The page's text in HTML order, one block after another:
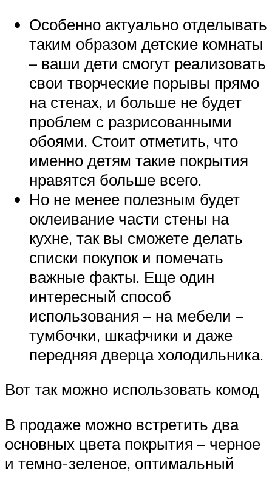
Особенно актуально отделывать
таким образом детские комнаты
– ваши дети смогут реализовать
свои творческие порывы прямо
на стенах, и больше не будет
проблем с разрисованными
обоями. Стоит отметить, что
именно детям такие покрытия
нравятся больше всего.
Но не менее полезным будет
оклеивание части стены на
кухне, так вы сможете делать
списки покупок и помечать
важные факты. Еще один
интересный способ
использования – на мебели –
тумбочки, шкафчики и даже
передняя дверца холодильника.
Вот так можно использовать комод
В продаже можно встретить два
основных цвета покрытия – черное
и темно-зеленое, оптимальный